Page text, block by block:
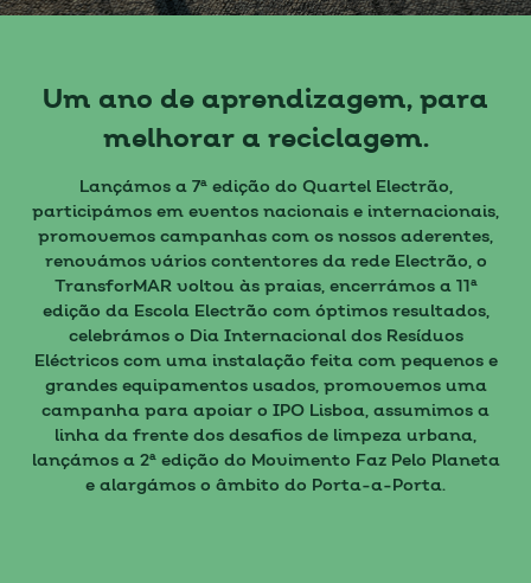
Um ano de aprendizagem, para
melhorar a reciclagem.
Lançámos a 7ª edição do Quartel Electrão,
participámos em eventos nacionais e internacionais,
promovemos campanhas com os nossos aderentes,
renovámos vários contentores da rede Electrão, o
TransforMAR voltou às praias, encerrámos a 11ª
edição da Escola Electrão com óptimos resultados,
celebrámos o Dia Internacional dos Resíduos
Eléctricos com uma instalação feita com pequenos e
grandes equipamentos usados, promovemos uma
campanha para apoiar o IPO Lisboa, assumimos a
linha da frente dos desafios de limpeza urbana,
lançámos a 2ª edição do Movimento Faz Pelo Planeta
e alargámos o âmbito do Porta-a-Porta.